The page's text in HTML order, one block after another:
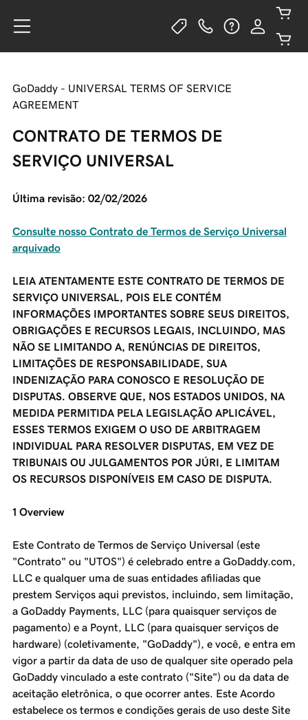
GoDaddy - UNIVERSAL TERMS OF SERVICE
AGREEMENT
CONTRATO DE TERMOS DE
SERVIÇO UNIVERSAL
Última revisão: 02/02/2026
Consulte nosso Contrato de Termos de Serviço Universal
arquivado
LEIA ATENTAMENTE ESTE CONTRATO DE TERMOS DE
SERVIÇO UNIVERSAL, POIS ELE CONTÉM
INFORMAÇÕES IMPORTANTES SOBRE SEUS DIREITOS,
OBRIGAÇÕES E RECURSOS LEGAIS, INCLUINDO, MAS
NÃO SE LIMITANDO A, RENÚNCIAS DE DIREITOS,
LIMITAÇÕES DE RESPONSABILIDADE, SUA
INDENIZAÇÃO PARA CONOSCO E RESOLUÇÃO DE
DISPUTAS. OBSERVE QUE, NOS ESTADOS UNIDOS, NA
MEDIDA PERMITIDA PELA LEGISLAÇÃO APLICÁVEL,
ESSES TERMOS EXIGEM O USO DE ARBITRAGEM
INDIVIDUAL PARA RESOLVER DISPUTAS, EM VEZ DE
TRIBUNAIS OU JULGAMENTOS POR JÚRI, E LIMITAM
OS RECURSOS DISPONÍVEIS EM CASO DE DISPUTA.
1 Overview
Este Contrato de Termos de Serviço Universal (este
"Contrato" ou "UTOS") é celebrado entre a GoDaddy.com,
LLC e qualquer uma de suas entidades afiliadas que
prestem Serviços aqui previstos, incluindo, sem limitação,
a GoDaddy Payments, LLC (para quaisquer serviços de
pagamento) e a Poynt, LLC (para quaisquer serviços de
hardware) (coletivamente, "GoDaddy"), e você, e entra em
vigor a partir da data de uso de qualquer site operado pela
GoDaddy vinculado a este contrato ("Site") ou da data de
aceitação eletrônica, o que ocorrer antes. Este Acordo
estabelece os termos e condições gerais de uso deste Site